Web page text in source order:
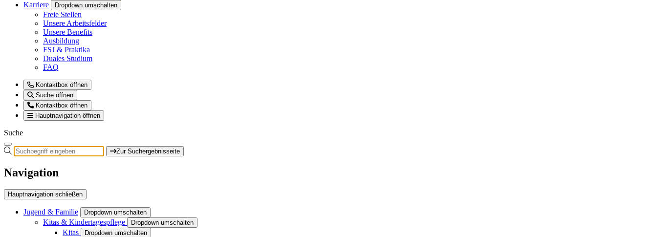
Karriere
Dropdown umschalten
Freie Stellen
Unsere Arbeitsfelder
Unsere Benefits
Ausbildung
FSJ & Praktika
Duales Studium
FAQ
Kontaktbox öffnen
Suche öffnen
Kontaktbox öffnen
Hauptnavigation öffnen
Suche
Zur Suchergebnisseite
Navigation
Hauptnavigation schließen
Jugend & Familie Dropdown umschalten
Kitas & Kindertagespflege Dropdown umschalten
Kitas Dropdown umschalten